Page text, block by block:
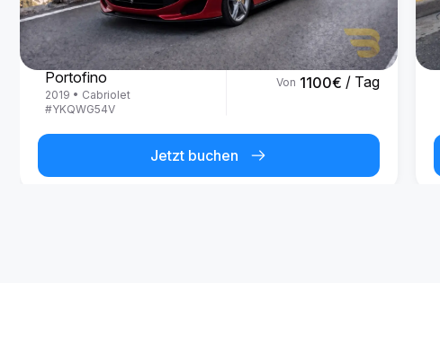
Ferrari
Portofino
2019 • Cabriolet
#YKQWG54V
Von 1100€ / Tag
Jetzt buchen